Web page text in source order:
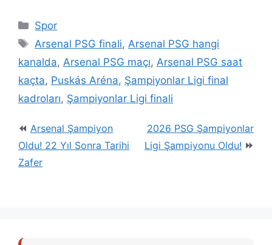
Kategoriler
Spor
Etiketler
Arsenal PSG finali, Arsenal PSG hangi
kanalda, Arsenal PSG maçı, Arsenal PSG saat
kaçta, Puskás Aréna, Şampiyonlar Ligi final
kadroları, Şampiyonlar Ligi finali
Arsenal Şampiyon
Oldu! 22 Yıl Sonra Tarihi
Zafer
2026 PSG Şampiyonlar
Ligi Şampiyonu Oldu!